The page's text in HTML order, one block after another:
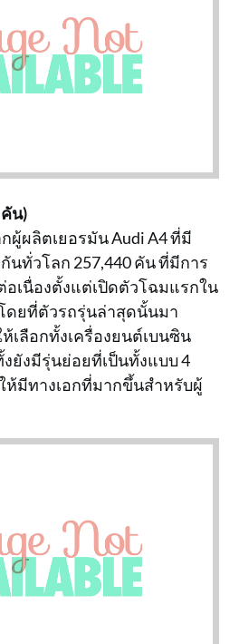
คัน)
ผู้ผลิตเยอรมัน Audi A4 ที่มี
นทั่วโลก 257,440 คัน ที่มีการ
เนื่องตั้งแต่เปิดตัวโฉมแรกใน
ดยที่ตัวรถรุ่นล่าสุดนั้นมา
เลือกทั้งเครื่องยนต์เบนซิน
ยังมีรุ่นย่อยที่เป็นทั้งแบบ 4
ห้มีทางเอกที่มากขึ้นสำหรับผู้